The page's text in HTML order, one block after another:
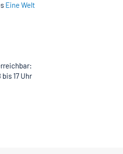
Eine Welt
17 Uhr